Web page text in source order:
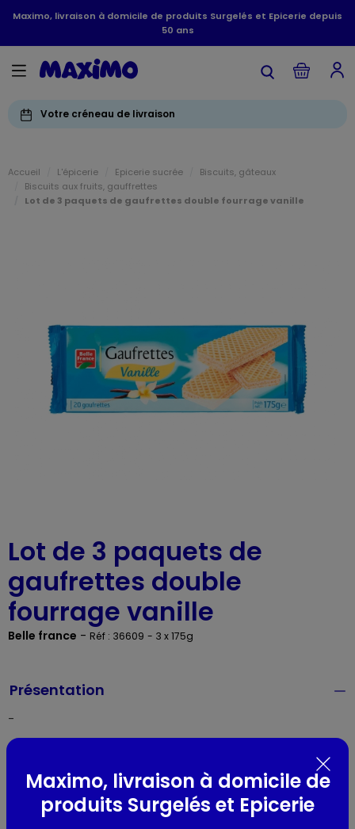
Maximo, livraison à domicile de produits Surgelés et Epicerie depuis
50 ans
Votre créneau de livraison
Accueil L'épicerie Epicerie sucrée
Biscuits, gâteaux
Biscuits aux fruits, gauffrettes
Lot de 3 paquets de gaufrettes double fourrage vanille
Lot de 3 paquets de
gaufrettes double
fourrage vanille
Belle france - Réf : 36609 - 3 x 175g
Présentation
-
Composition / Ingrédients / Allergènes
, huile de coco, sucre, amidon de
, dextrose,
écrémé en poudre,lactosérum en poudre, farine de
Maximo, livraison à domicile de
produits Surgelés et Epicerie